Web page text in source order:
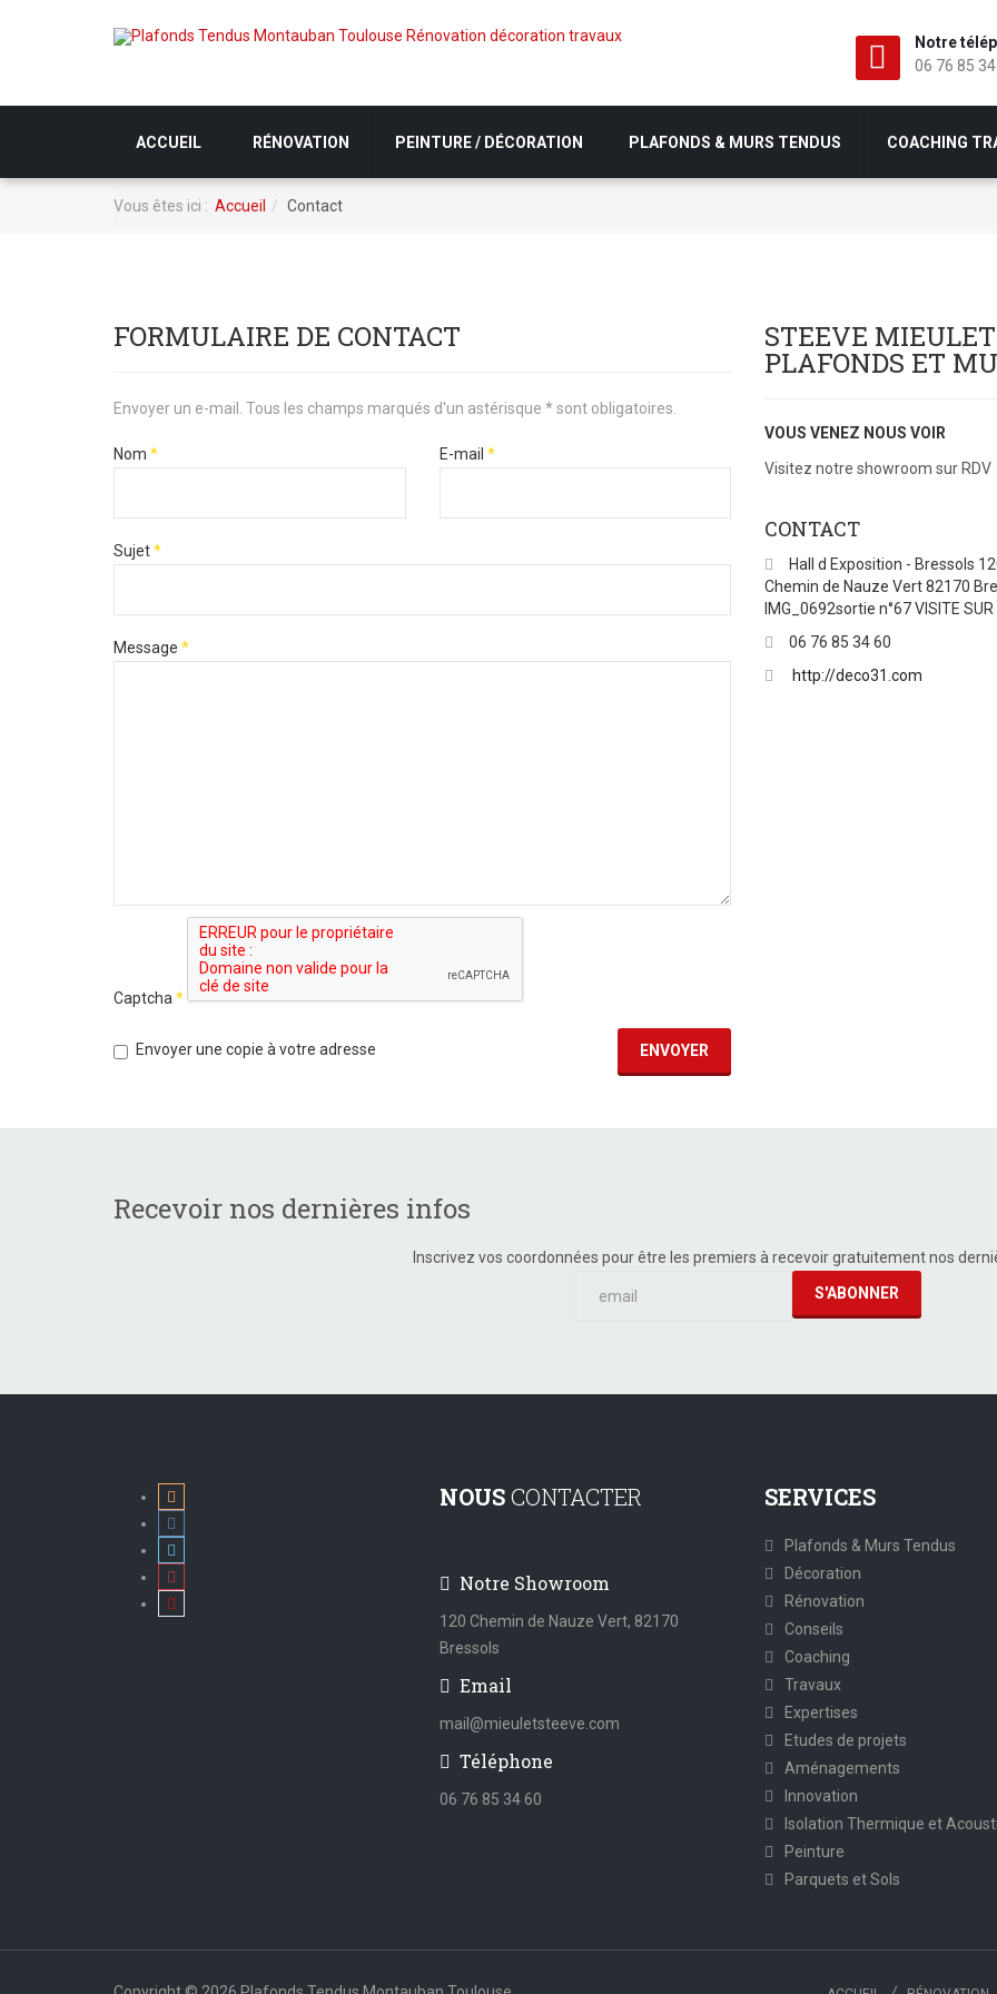
Notre
06 76 85
ACCUEIL RÉNOVATION PEINTURE / DÉCORATION PLAFONDS & MURS TENDUS COACHING
Vous êtes ici : Accueil Contact
FORMULAIRE DE CONTACT
Envoyer un e-mail. Tous les champs marqués d'un astérisque * sont obligatoires.
Nom * E-mail *
Sujet*
Message *
Captcha *
Envoyer une copie à votre adresse ENVOYER
STEEVE
PLAFONDS ET
VOUS VENEZ NOUS VOIR
Visitez notre showroom sur RDV
CONTACT
Hall d Exposition - Bressols
Chemin de Nauze Vert 82170
IMG_0692sortie n°67 VISITE SUR
06 76 85 34 60
http://deco31.com
Recevoir nos dernières infos
Inscrivez vos coordonnées pour être les premiers à recevoir gratuitement nos
NOUSCONTACTER
Notre Showroom
120 Chemin de Nauze Vert, 82170
Bressols
Email
mail@mieuletsteeve.com
Téléphone
06 76 85 34 60
SERVICES
Plafonds & Murs Tendus
Décoration
Rénovation
Conseils
Coaching
Travaux
Expertises
Etudes de projets
Aménagements
Innovation
Isolation Thermique et
Peinture
Parquets et Sols